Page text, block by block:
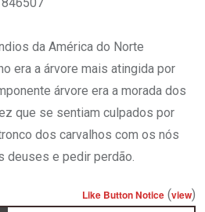
da América do Norte
era a árvore mais atingida por
árvore era a morada dos
que se sentiam culpados por
dos carvalhos com os nós
deuses e pedir perdão.
Like Button Notice (view)